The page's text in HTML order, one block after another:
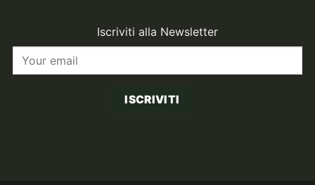
Iscriviti alla Newsletter
ISCRIVITI